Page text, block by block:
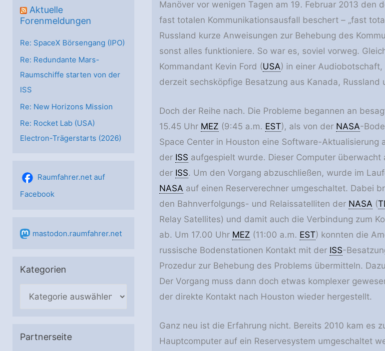
Aktuelle
Forenmeldungen
Re: SpaceX Börsengang (IPO)
Re: Redundante Mars-
Raumschiffe starten von der
ISS
Re: New Horizons Mission
Re: Rocket Lab (USA)
Electron-Trägerstarts (2026)
Raumfahrer.net auf
Facebook
mastodon.raumfahrer.net
Kategorien
e
Partnerseite
Manöver vor wenigen Tagen am 19. Februar 2013
fast totalen Kommunikationsausfall beschert – „fast
Russland kurze Anweisungen zur Behebung des
sonst alles funktioniere. So war es, soviel vorweg.
Kommandant Kevin Ford (USA) in einer
derzeit sechsköpfige Besatzung aus Kanada, Russland
Doch der Reihe nach. Die Probleme begannen an
15.45 Uhr MEZ (9:45 a.m. EST), als von der NASA-
Space Center in Houston eine Software-Aktualisierung
der ISS aufgespielt wurde. Dieser Computer überwacht
der ISS. Um den Vorgang abzuschließen, wurde im
NASA auf einen Reserverechner umgeschaltet. Dabei
den Bahnverfolgungs- und Relaissatelliten der NASA (
Relay Satellites) und damit auch die Verbindung zum
ab. Um 17.00 Uhr MEZ (11:00 a.m. EST) konnten die
russische Bodenstationen Kontakt mit der ISS-
Prozedur zur Behebung des Problems übermitteln.
Der Vorgang muss dann doch etwas komplexer
der direkte Kontakt nach Houston wieder hergestellt.
Ganz neu ist die Erfahrung nicht. Bereits 2010 kam es
Hauptcomputer auf ein Reservesystem umgeschaltet